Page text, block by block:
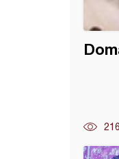
piletina sa